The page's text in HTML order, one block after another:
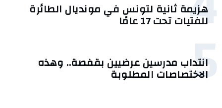
هزيمة ثانية لتونس في مونديال الطائرة
للفتيات تحت 17 عامًا
5
انتداب مدرسين عرضيين بقفصة.. وهذه
الاختصاصات المطلوبة